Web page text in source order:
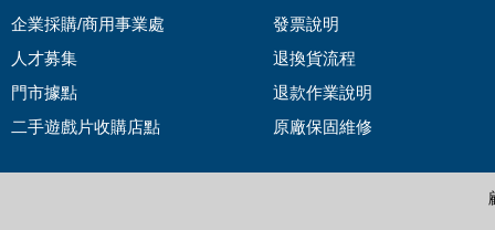
企業採購/商用事業處
人才募集
門市據點
二手遊戲片收購店點
發票說明
退換貨流程
退款作業說明
原廠保固維修